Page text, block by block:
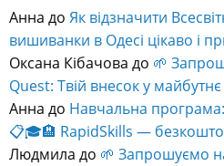
Анна до Як відзначити
вишиванки в Одесі цікаво і
Оксана Кібачова до 🌱
Quest: Твій внесок у
Анна до Навчальна
📋🎓🏨 RapidSkills —
Людмила до 🌱 Запрошуємо